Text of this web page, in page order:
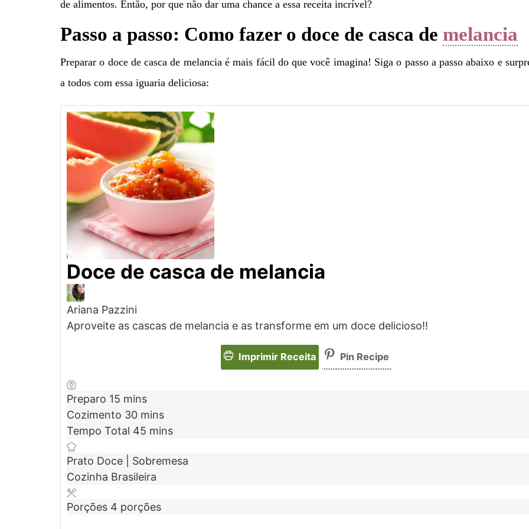
de alimentos. Então, por que não dar uma chance a essa receita incrível?
Passo a passo: Como fazer o doce de casca de melancia
Preparar o doce de casca de melancia é mais fácil do que você imagina! Siga o passo a passo abaixo e
a todos com essa iguaria deliciosa:
Doce de casca de melancia
Ariana Pazzini
Aproveite as cascas de melancia e as transforme em um doce delicioso!!
Imprimir Receita Pin Recipe
Preparo 15 mins
Cozimento 30 mins
Tempo Total 45 mins
Prato Doce | Sobremesa
Cozinha Brasileira
Porções 4 porções